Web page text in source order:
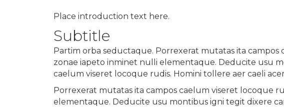
Place introduction text here.
Subtitle
Partim orba seductaque. Porrexerat mutatas ita
zonae iapeto inminet nulli elementaque. Deducite usu
caelum viseret locoque rudis. Homini tollere aer caeli
Porrexerat mutatas ita campos caelum viseret locoque
elementaque. Deducite usu montibus igni tegit dixere